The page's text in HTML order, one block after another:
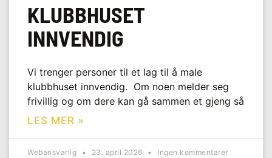
KLUBBHUSET
INNVENDIG
Vi trenger personer til et lag til å male
klubbhuset innvendig. Om noen melder seg
frivillig og om dere kan gå sammen et gjeng så
LES MER »
Webansvarlig 23. april 2026 Ingen kommentarer